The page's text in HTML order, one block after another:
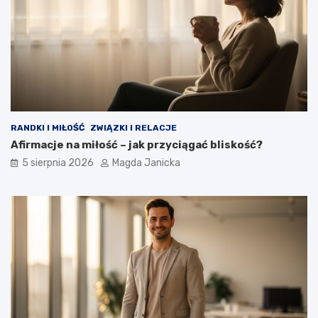
ćy
i
RANDKI I MIŁOŚĆ ZWIĄZKI I RELACJE
Afirmacje na miłość – jak przyciągać bliskość?
5 sierpnia 2026 Magda Janicka